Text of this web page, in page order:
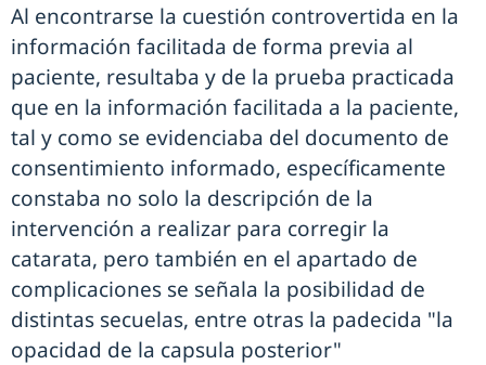
Al encontrarse la cuestión controvertida en la
información facilitada de forma previa al
paciente, resultaba y de la prueba practicada
que en la información facilitada a la paciente,
tal y como se evidenciaba del documento de
consentimiento informado, específicamente
constaba no solo la descripción de la
intervención a realizar para corregir la
catarata, pero también en el apartado de
complicaciones se señala la posibilidad de
distintas secuelas, entre otras la padecida "la
opacidad de la capsula posterior"